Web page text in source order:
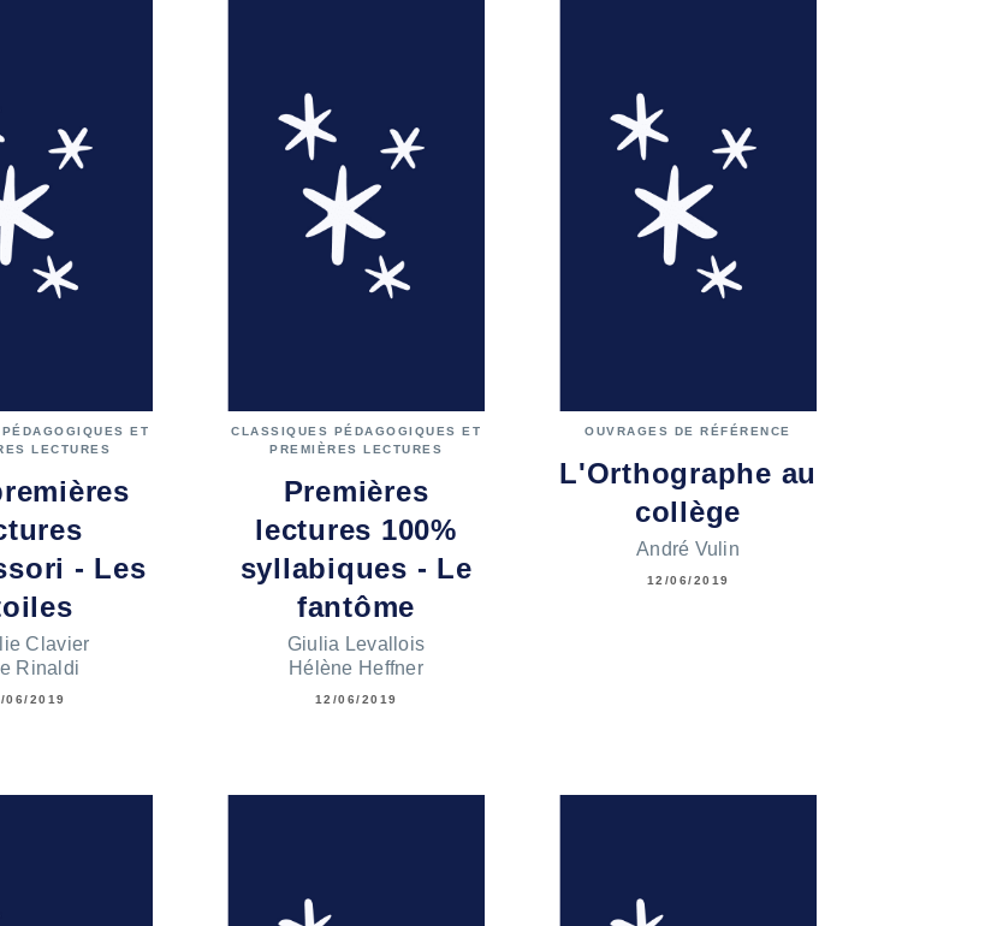
ET
LECTURES
- Les
Clavier
Rinaldi
06/2019
CLASSIQUES PÉDAGOGIQUES ET
PREMIÈRES LECTURES
Premières
lectures 100%
syllabiques - Le
fantôme
Giulia Levallois
Hélène Heffner
12/06/2019
OUVRAGES DE RÉFÉRENCE
L'Orthographe au
collège
André Vulin
12/06/2019